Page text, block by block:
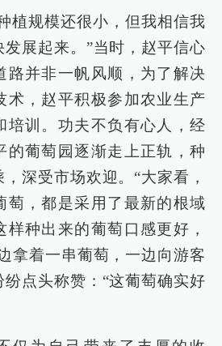
植规模还很小，但我相信我
展起来。”当时，赵平信心
路并非一帆风顺，为了解决
术，赵平积极参加农业生产
培训。功夫不负有心人，经
的葡萄园逐渐走上正轨，种
深受市场欢迎。“大家看，
萄，都是采用了最新的根域
样种出来的葡萄口感更好，
拿着一串葡萄，一边向游客
点头称赞：“这葡萄确实好